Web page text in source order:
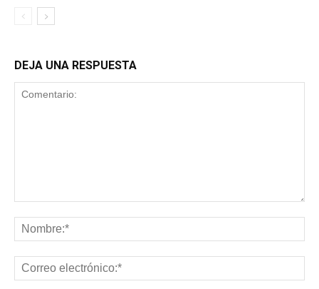
DEJA UNA RESPUESTA